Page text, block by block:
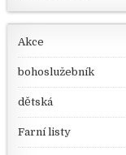
Akce
bohoslužebník
dětská
Farní listy